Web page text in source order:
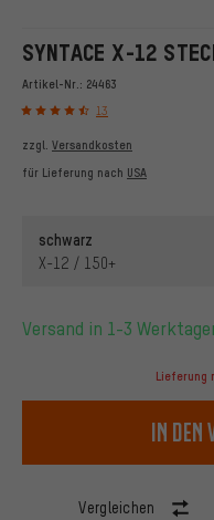
SYNTACE X-12
Artikel-Nr.: 24463
13
zzgl. Versandkosten
für Lieferung nach USA
schwarz
X-12 / 150+
Versand in 1-3
Lieferung
In den
Vergleichen